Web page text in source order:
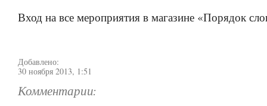
Вход на все мероприятия в магазине «Порядок
Добавлено:
30 ноября 2013, 1:51
Комментарии: